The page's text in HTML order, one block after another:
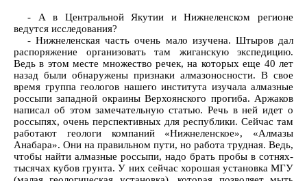
- А в Центральной Якутии и Нижнеленском регионе
ведутся исследования?
- Нижнеленская часть очень мало изучена. Штыров дал
распоряжение организовать там жиганскую экспедицию.
Ведь в этом месте множество речек, на которых еще 40 лет
назад были обнаружены признаки алмазоносноcти. В свое
время группа геологов нашего института изучала алмазные
россыпи западной окраины Верхоянского прогиба. Аржаков
написал об этом замечательную статью. Речь в ней идет о
россыпях, очень перспективных для республики. Сейчас там
работают геологи компаний «Нижнеленское», «Алмазы
Анабара». Они на правильном пути, но работа трудная. Ведь,
чтобы найти алмазные россыпи, надо брать пробы в сотнях-
тысячах кубов грунта. У них сейчас хорошая установка МГУ